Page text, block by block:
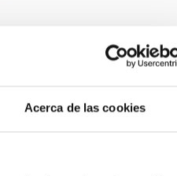
Acerca de las cookies